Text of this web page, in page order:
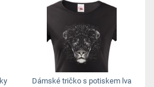
Dámské tričko s potiskem lva